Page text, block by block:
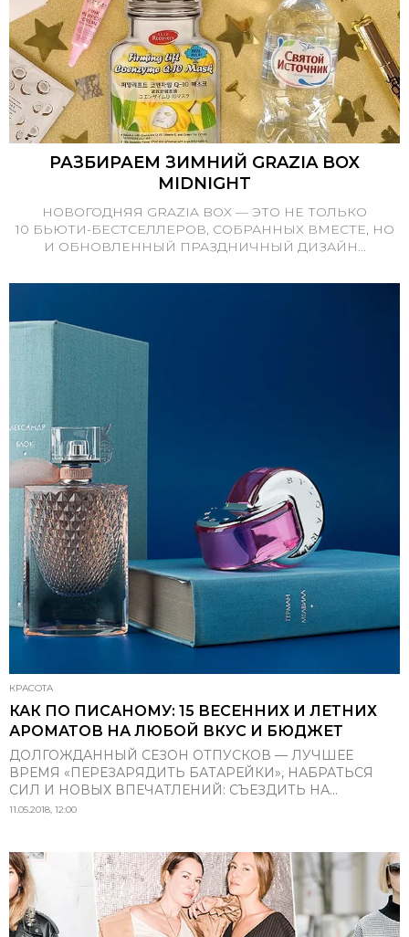
РАЗБИРАЕМ ЗИМНИЙ GRAZIA BOX
MIDNIGHT
НОВОГОДНЯЯ GRAZIA BOX — ЭТО НЕ ТОЛЬКО
10 БЬЮТИ-БЕСТСЕЛЛЕРОВ, СОБРАННЫХ ВМЕСТЕ, НО
И ОБНОВЛЕННЫЙ ПРАЗДНИЧНЫЙ ДИЗАЙН...
КРАСОТА
КАК ПО ПИСАНОМУ: 15 ВЕСЕННИХ И ЛЕТНИХ
АРОМАТОВ НА ЛЮБОЙ ВКУС И БЮДЖЕТ
ДОЛГОЖДАННЫЙ СЕЗОН ОТПУСКОВ — ЛУЧШЕЕ
ВРЕМЯ «ПЕРЕЗАРЯДИТЬ БАТАРЕЙКИ», НАБРАТЬСЯ
СИЛ И НОВЫХ ВПЕЧАТЛЕНИЙ: СЪЕЗДИТЬ НА...
11.05.2018, 12:00